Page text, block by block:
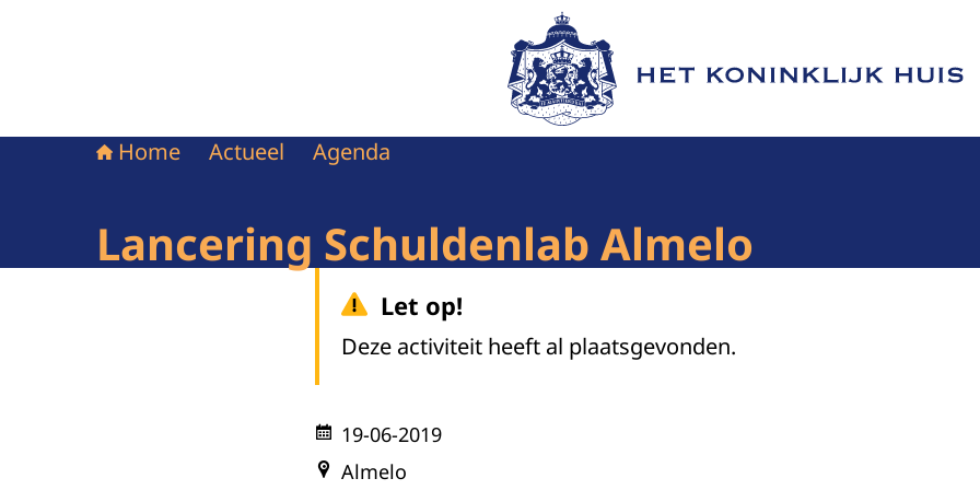
Naar de homepage van Het Koninklijk Huis
Home Actueel Agenda
Lancering Schuldenlab Almelo
Let op!
Deze activiteit heeft al plaatsgevonden.
19-06-2019
Almelo